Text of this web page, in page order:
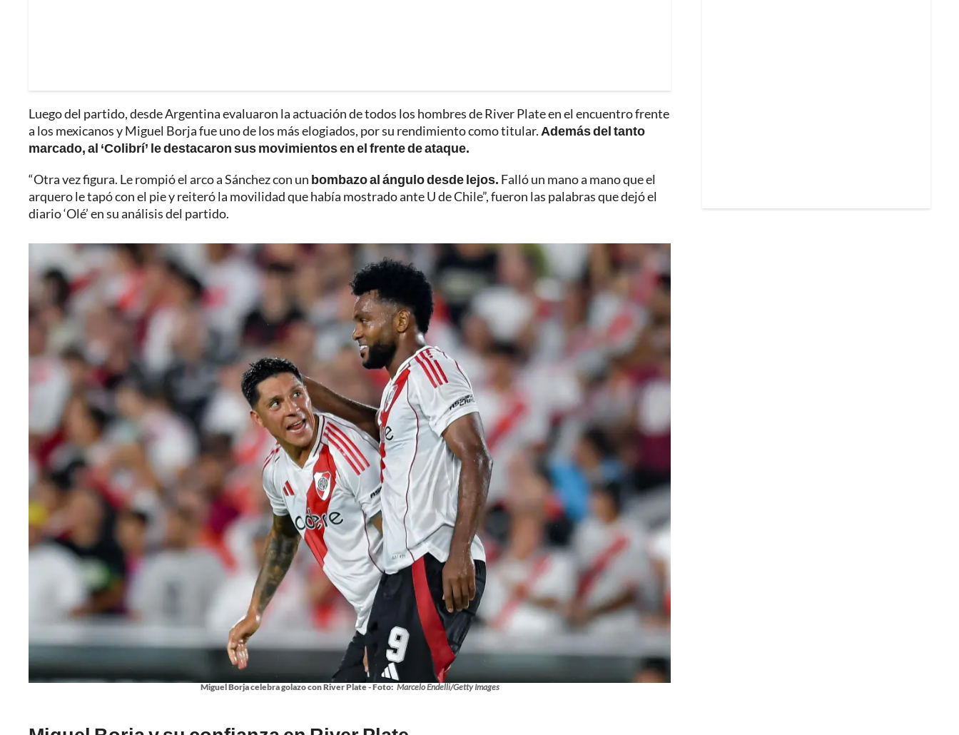
Luego del partido, desde Argentina evaluaron la actuación de todos los hombres de River Plate en el encuentro frente
a los mexicanos y Miguel Borja fue uno de los más elogiados, por su rendimiento como titular. Además del tanto
marcado, al ‘Colibrí’ le destacaron sus movimientos en el frente de ataque.
“Otra vez figura. Le rompió el arco a Sánchez con un bombazo al ángulo desde lejos. Falló un mano a mano que el
arquero le tapó con el pie y reiteró la movilidad que había mostrado ante U de Chile”, fueron las palabras que dejó el
diario ‘Olé’ en su análisis del partido.
Miguel Borja celebra golazo con River Plate - Foto: Marcelo Endelli/Getty Images